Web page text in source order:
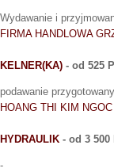
Wydawanie i
FIRMA HANDLOWA
KELNER(KA) - od 525
podawanie
HOANG THI KIM
HYDRAULIK - od 3 500
-